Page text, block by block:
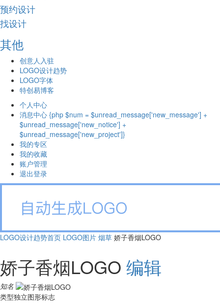
预约设计
找设计
其他
创意人入驻
LOGO设计趋势
LOGO字体
特创易博客
个人中心
消息中心 {php $num = $unread_message['new_message'] +
$unread_message['new_notice'] +
$unread_message['new_project']}
我的专区
我的收藏
账户管理
退出登录
LOGO设计趋势首页 LOGO图片 烟草 娇子香烟LOGO
娇子香烟LOGO 编辑
知名
类型独立图形标志